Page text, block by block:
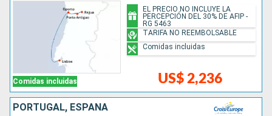
Comidas incluidas US$ 2,236
EL PRECIO NO INCLUYE LA
PERCEPCIÓN DEL 30% DE AFIP -
RG 5463
TARIFA NO REEMBOLSABLE
Comidas incluidas
PORTUGAL, ESPAÑA